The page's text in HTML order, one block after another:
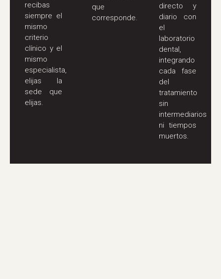
recibas
siempre el
mismo
criterio
clínico y el
mismo
especialista,
elijas la
sede que
elijas.
que
corresponde.
directo y
diario con
el
laboratorio
dental,
integrando
cada fase
del
tratamiento
sin
intermediarios
ni tiempos
muertos.